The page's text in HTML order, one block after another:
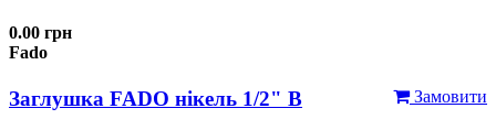
0.00 грн
Fado
Замовити
Заглушка FADO нікель 1/2" В